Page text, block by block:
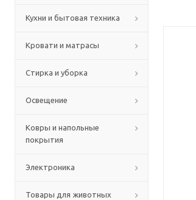
Кухни и бытовая техника
Кровати и матрасы
Стирка и уборка
Освещение
Ковры и напольные
покрытия
Электроника
Товары для животных